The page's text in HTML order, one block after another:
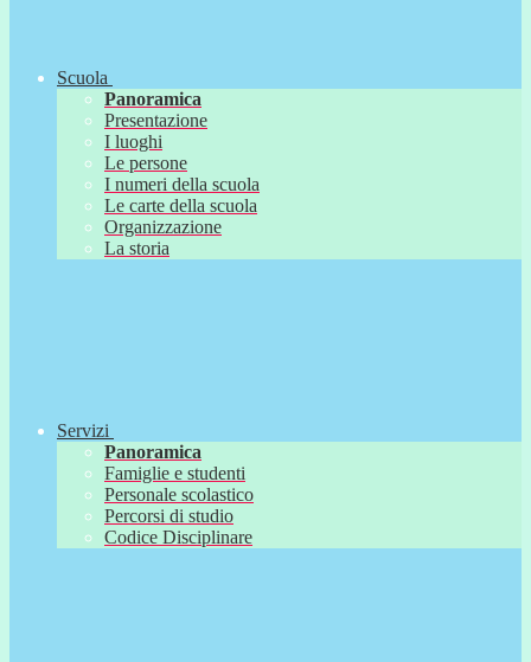
Scuola
Panoramica
Presentazione
I luoghi
Le persone
I numeri della scuola
Le carte della scuola
Organizzazione
La storia
Servizi
Panoramica
Famiglie e studenti
Personale scolastico
Percorsi di studio
Codice Disciplinare